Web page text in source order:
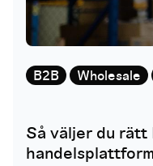
B2B Wholesale
Så väljer du rätt